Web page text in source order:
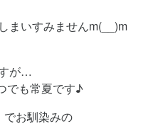
まいすみませんm(__)m
が…
でも常夏です♪
でお馴染みの